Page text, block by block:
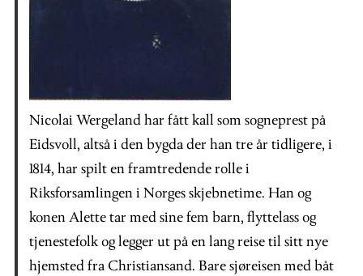
Nicolai Wergeland har fått kall som sogneprest på
Eidsvoll, altså i den bygda der han tre år tidligere, i
1814, har spilt en framtredende rolle i
Riksforsamlingen i Norges skjebnetime. Han og
konen Alette tar med sine fem barn, flyttelass og
tjenestefolk og legger ut på en lang reise til sitt nye
hjemsted fra Christiansand. Bare sjøreisen med båt